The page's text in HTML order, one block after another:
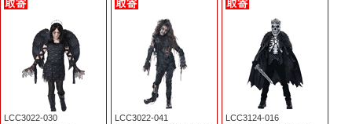
LCC3022-030 LCC3022-041 LCC3124-016